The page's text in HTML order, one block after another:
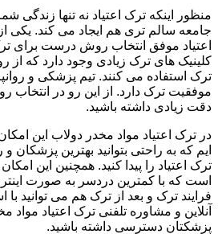
منظور اینکه ترک اعتیاد نه تنها زندگی
جامعه سالم تری هم ایجاد می کند. یکی
اعتیاد موفق انتخاب روش درست برای
کلینیک های ترک زیادی وجود دارد که
ترک استفاده می کنند. تیم پزشکی و
موفقیت ترک دارد. از این رو در انتخاب
دقت زیادی داشته باشید.
در ترک اعتیاد مواد مخدر دولاب این
ایم که به راحتی بتوانید بهترین
ترک اعتیاد را پیدا کنید. همچنین این
است که با کمترین دردسر به صورت
فرایند ترک و بعد از ترک هم می توانید
آنلاین و مشاوره تلفنی ترک اعتیاد مواد
پزشکتان دسترسی داشته باشید.